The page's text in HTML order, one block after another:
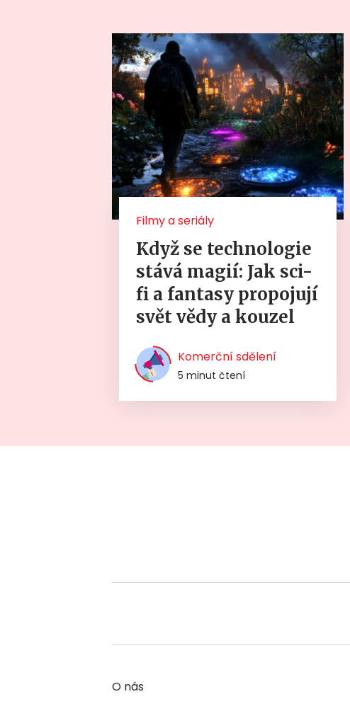
Filmy a seriály
Když se technologie
stává magií: Jak sci-
fi a fantasy propojují
svět vědy a kouzel
Komerční sdělení
5 minut čtení
O nás